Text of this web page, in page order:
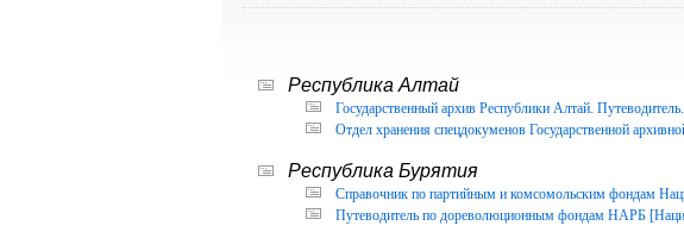
Республика Алтай
Государственный архив Республики Алтай.
Отдел хранения спецдокуменов Государственной
Республика Бурятия
Справочник по партийным и комсомольским фондам
Путеводитель по дореволюционным фондам НАРБ